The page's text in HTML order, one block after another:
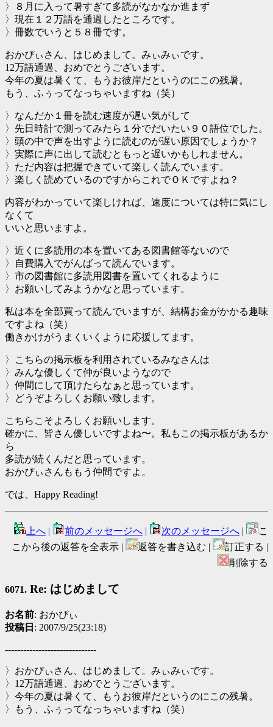
〉８月に入って暑すぎて多読がなかなか進まず
〉現在１２万語を通過したところです。
〉冊数でいうと５８冊です。
おかぴぃさん、はじめまして。みぃみぃです。
12万語通過、おめでとうございます。
今年の夏は暑くて、もうお彼岸だというのにこの残暑。
もう、ふぅってなっちゃいますね（笑）
〉なんだか１冊を読む速度が遅い気がして
〉先日時計で測ってみたら１分でだいたい９０語位でした。
〉頭の中で声を出すように読むのが遅い原因でしょうか？
〉実際に声に出して読むともっと遅いかもしれません。
〉ただ内容は把握できていて楽しく読んでいます。
〉楽しく読めているのですからこれでＯＫですよね？
内容がわかっていて楽しければ、速度については特に気にし
なくて
いいと思いますよ。
〉近くに多読用の本を置いてある図書館等ないので
〉自費購入でがんばって読んでいます。
〉市の図書館に多読用図書を置いてくれるように
〉お願いしてみようかなと思っています。
私は本を全部買って読んでいますが、結構お金がかかる趣味
ですよね（笑）
働きかけがうまくいくように応援してます。
〉こちらの掲示板を利用されているみなさんは
〉みんな優しくて仲が良いようなので
〉仲間にして頂けたらなぁと思っています。
〉どうぞよろしくお願い致します。
こちらこそよろしくお願いします。
確かに、皆さん優しいですよね〜。私もこの掲示板があるか
ら
多読が続くんだと思っています。
おかぴぃさんももう仲間ですよ。
では、Happy Reading!
上へ | 前のメッセージへ | 次のメッセージへ |
こ
こから後の返答を全表示 |
返答を書き込む |
訂正する |
削除する
6071. Re: はじめまして
お名前: おかぴぃ
投稿日 : 2007/9/25(23:18)
------------------------------
〉おかぴぃさん、はじめまして。みぃみぃです。
〉12万語通過、おめでとうございます。
〉今年の夏は暑くて、もうお彼岸だというのにこの残暑。
〉もう、ふぅってなっちゃいますね（笑）